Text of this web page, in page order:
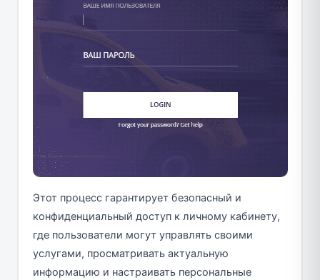
Этот процесс гарантирует безопасный и
конфиденциальный доступ к личному кабинету,
где пользователи могут управлять своими
услугами, просматривать актуальную
информацию и настраивать персональные